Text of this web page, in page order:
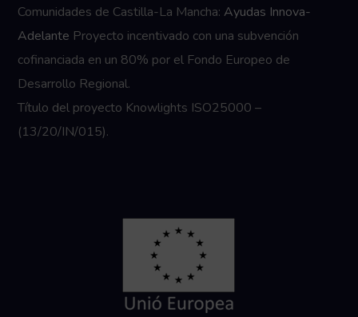
Comunidades de Castilla-La Mancha:Ayudas Innova-
Adelante Proyecto incentivado con una subvención
cofinanciada en un 80% por el Fondo Europeo de
Desarrollo Regional.
Título del proyecto Knowlights ISO25000 –
(13/20/IN/015).